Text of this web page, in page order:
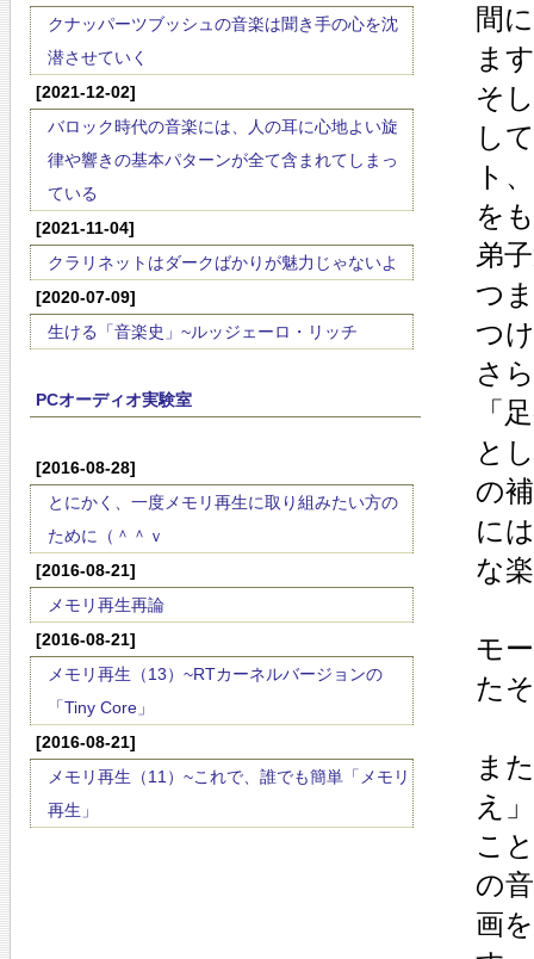
クナッパーツブッシュの音楽は聞き手の心を沈
潜させていく
[2021-12-02]
バロック時代の音楽には、人の耳に心地よい旋
律や響きの基本パターンが全て含まれてしまっ
ている
[2021-11-04]
クラリネットはダークばかりが魅力じゃないよ
[2020-07-09]
生ける「音楽史」~ルッジェーロ・リッチ
PCオーディオ実験室
[2016-08-28]
とにかく、一度メモリ再生に取り組みたい方の
ために（＾＾ｖ
[2016-08-21]
メモリ再生再論
[2016-08-21]
メモリ再生（13）~RTカーネルバージョンの
「Tiny Core」
[2016-08-21]
メモリ再生（11）~これで、誰でも簡単「メモリ
再生」
間
ま
そ
し
ト
を
弟
つ
つ
さ
「
と
の
に
な
モ
た
ま
え
こ
の
画